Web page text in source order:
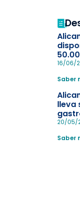
la
en las
éxito
16/06/
Saber
lleva
a
20/05/
Saber